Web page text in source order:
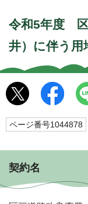
令和5年度 区
井）に伴う用
ページ番号1044878
契約名